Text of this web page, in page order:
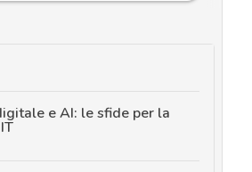
e AI: le sfide per la